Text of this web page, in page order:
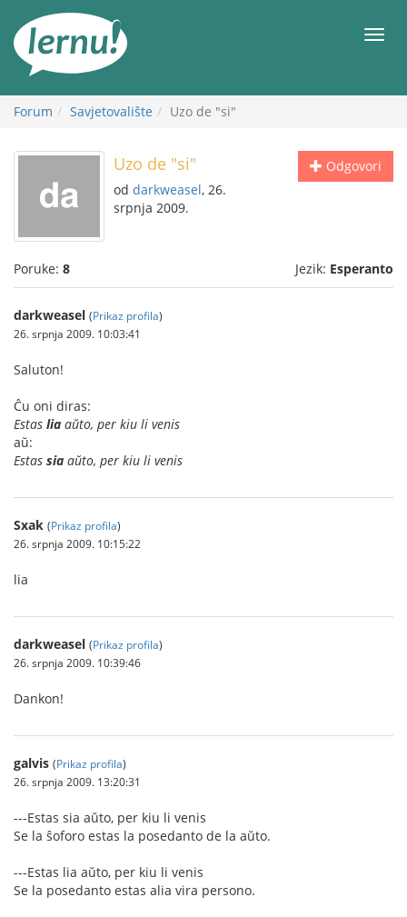
Meni
Forum Savjetovalište Uzo de "si"
Odgovori
Uzo de "si"
od darkweasel, 26.
srpnja 2009.
Poruke: 8 Jezik: Esperanto
darkweasel (Prikaz profila)
26. srpnja 2009. 10:03:41
Saluton!
Ĉu oni diras:
Estas lia aŭto, per kiu li venis
aŭ:
Estas sia aŭto, per kiu li venis
Sxak (Prikaz profila)
26. srpnja 2009. 10:15:22
lia
darkweasel (Prikaz profila)
26. srpnja 2009. 10:39:46
Dankon!
galvis (Prikaz profila)
26. srpnja 2009. 13:20:31
---Estas sia aŭto, per kiu li venis
Se la ŝoforo estas la posedanto de la aŭto.
---Estas lia aŭto, per kiu li venis
Se la posedanto estas alia vira persono.